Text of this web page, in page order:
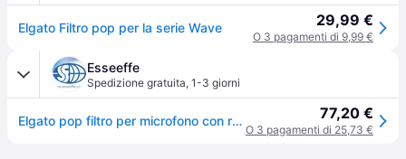
Elgato Filtro pop per la serie Wave 29,99 €
O 3 pagamenti di 9,99 €
Esseeffe
Spedizione gratuita, 1-3 giorni
Elgato pop filtro per microfono con rete in acciaio a doppio strato per microfono wave 1 e 3 nero 77,20 €
O 3 pagamenti di 25,73 €